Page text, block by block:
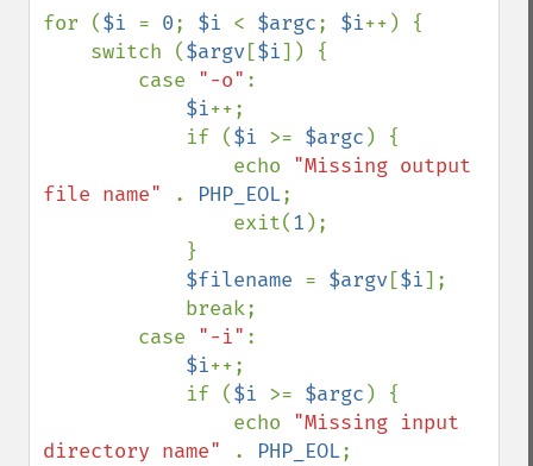
for ($i = 0; $i < $argc; $i++) {
    switch (
$argv[$i]) {
        case
"-o" :
$i++;
            if (
$i >= $argc ) {
                echo
"Missing output
file name"
. PHP_EOL;
                exit(
1 );
$filename = $argv[$i];
        case
"-i" :
$i++;
            if (
$i >= $argc ) {
                echo
"Missing input
directory name"
. PHP_EOL;